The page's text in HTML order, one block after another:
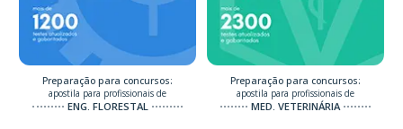
Preparação para concursos:
apostila para profissionais de
ENG. FLORESTAL
Preparação para concursos:
apostila para profissionais de
MED. VETERINÁRIA